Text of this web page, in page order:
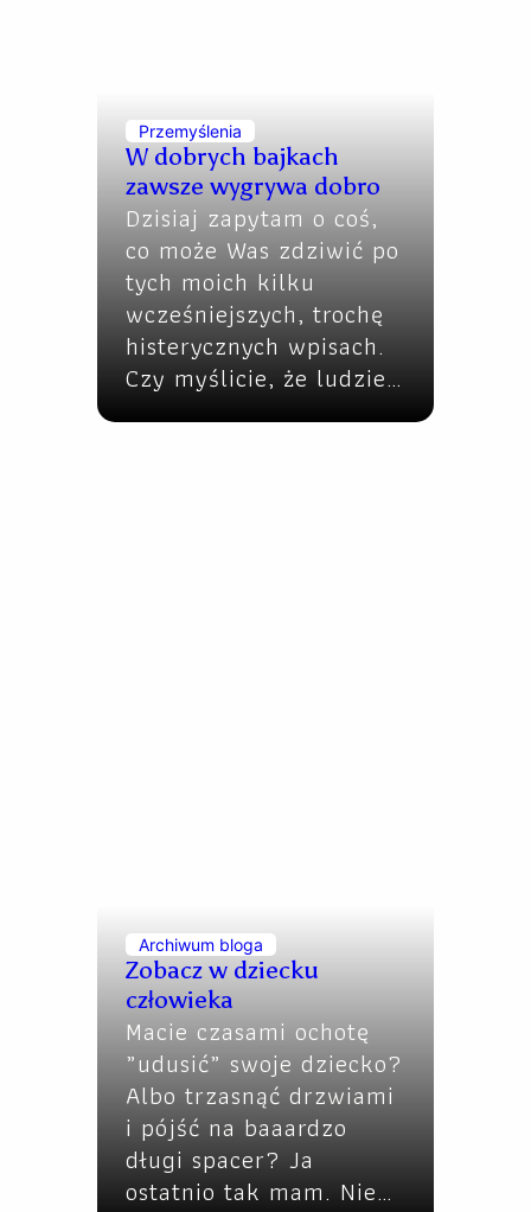
Przemyślenia
W dobrych bajkach
zawsze wygrywa dobro
Dzisiaj zapytam o coś,
co może Was zdziwić po
tych moich kilku
wcześniejszych, trochę
histerycznych wpisach.
Czy myślicie, że ludzie…
Archiwum bloga
Zobacz w dziecku
człowieka
Macie czasami ochotę
„udusić” swoje dziecko?
Albo trzasnąć drzwiami
i pójść na baaardzo
długi spacer? Ja
ostatnio tak mam. Nie…